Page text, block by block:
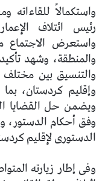
واستكمالاً للقاءاته
رئيس ائتلاف
واستعرض الاجتماع
والمنطقة، وشهد
والتنسيق بين
وإقليم كردستان،
ويضمن حل القضايا
وفق أحكام الدستور،
الدستورى لإقليم
وفى إطار زيارته